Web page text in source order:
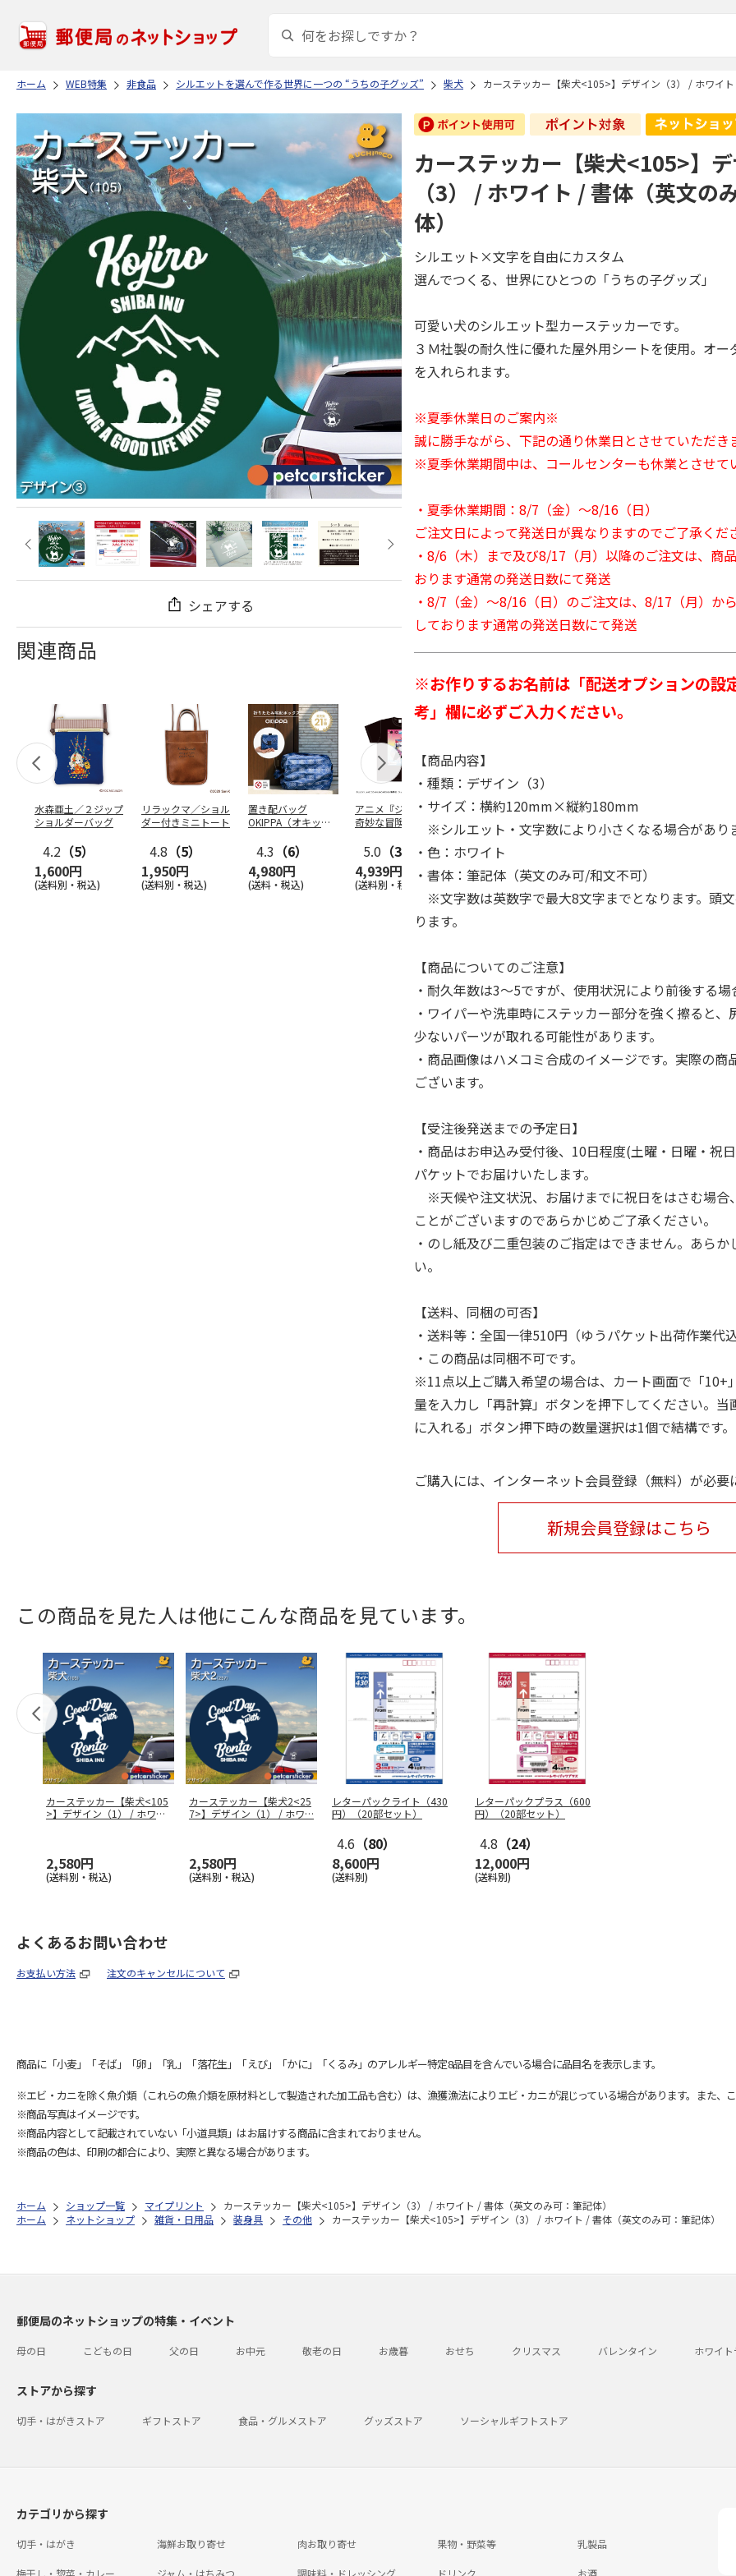
ホーム WEB特集 非食品 シルエットを選んで作る世界に一つの “うちの子グッズ” 柴犬 カーステッカー【柴犬<105>】デザイン（3） / ホワイト
シェアする
関連商品
水森亜土／２ジップ
ショルダーバッグ
4.2 （5）
1,600円
(送料別・税込)
リラックマ／ショル
ダー付きミニトート
4.8 （5）
1,950円
(送料別・税込)
置き配バッグ
OKIPPA（オキッ
4.3 （6）
4,980円
(送料・税込)
アニメ『ジョジョの
奇妙な冒険 黄金の
…
5.0 （3）
4,939円
(送料別・税込)
コジコジ／ショルダ
ー付きバッグ
4.5（6）
1,760円
(送料別・税込)
POSTIES オリジナ
ルTシャツ Sサイズ
3,080円
(送料別・税込)
奇妙な冒険 黄
風』CITY
カーステッカー【柴犬<105>】
（3） / ホワイト / 書体（英文の
体）
シルエット×文字を自由にカスタム
選んでつくる、世界にひとつの「うちの子グッズ」
可愛い犬のシルエット型カーステッカーです。
３Ｍ社製の耐久性に優れた屋外用シートを使用。オー
を入れられます。
※夏季休業日のご案内※
誠に勝手ながら、下記の通り休業日とさせていただき
※夏季休業期間中は、コールセンターも休業とさせて
・夏季休業期間：8/7（金）～8/16（日）
ご注文日によって発送日が異なりますのでご了承くだ
・8/6（木）まで及び8/17（月）以降のご注文は、商
おります通常の発送日数にて発送
・8/7（金）～8/16（日）のご注文は、8/17（月）か
しております通常の発送日数にて発送
※お作りするお名前は「配送オプションの設
考」欄に必ずご入力ください。
【商品内容】
・種類：デザイン（3）
・サイズ：横約120mm×縦約180mm
※シルエット・文字数により小さくなる場合があり
・色：ホワイト
・書体：筆記体（英文のみ可/和文不可）
※文字数は英数字で最大8文字までとなります。頭
ります。
【商品についてのご注意】
・耐久年数は3～5ですが、使用状況により前後する場
・ワイパーや洗車時にステッカー部分を強く擦ると、
少ないパーツが取れる可能性があります。
・商品画像はハメコミ合成のイメージです。実際の商
ございます。
【受注後発送までの予定日】
・商品はお申込み受付後、10日程度(土曜・日曜・祝
パケットでお届けいたします。
※天候や注文状況、お届けまでに祝日をはさむ場合
ことがございますのであらかじめご了承ください。
・のし紙及び二重包装のご指定はできません。あらか
い。
【送料、同梱の可否】
・送料等：全国一律510円（ゆうパケット出荷作業代込
・この商品は同梱不可です。
※11点以上ご購入希望の場合は、カート画面で「10+
量を入力し「再計算」ボタンを押下してください。当
に入れる」ボタン押下時の数量選択は1個で結構です。
ご購入には、インターネット会員登録（無料）が必要
新規会員登録はこちら
この商品を見た人は他にこんな商品を見ています。
カーステッカー【柴犬<105
>】デザイン（1） / ホワイ
2,580円
(送料別・税込)
カーステッカー【柴犬2<25
7>】デザイン（1） / ホワ…
2,580円
(送料別・税込)
レターパックライト（430
円）（20部セット）
4.6 （80）
8,600円
(送料別)
レターパックプラス（600
円）（20部セット）
4.8 （24）
12,000円
(送料別)
よくあるお問い合わせ
お支払い方法 注文のキャンセルについて
商品に「小麦」「そば」「卵」「乳」「落花生」「えび」「かに」「くるみ」のアレルギー特定8品目を含んでいる場合に品目名を表示します。
※エビ・カニを除く魚介類（これらの魚介類を原材料として製造された加工品も含む）は、漁獲漁法によりエビ・カニが混じっている場合があります。また、
※商品写真はイメージです。
※商品内容として記載されていない「小道具類」はお届けする商品に含まれておりません。
※商品の色は、印刷の都合により、実際と異なる場合があります。
ホーム ショップ一覧 マイプリント
カーステッカー【柴犬<105>】デザイン（3） / ホワイト / 書体（英文のみ可：筆記体）
ホーム
ネットショップ 雑貨・日用品 装身具 その他 カーステッカー【柴犬<105>】デザイン（3） / ホワイト / 書体（英文のみ可：筆記体）
郵便局のネットショップの特集・イベント
母の日 こどもの日 父の日 お中元 敬老の日 お歳暮 おせち クリスマス バレンタイン ホワイト
ストアから探す
切手・はがきストア ギフトストア 食品・グルメストア グッズストア ソーシャルギフトストア
カテゴリから探す
切手・はがき 海鮮お取り寄せ 肉お取り寄せ 果物・野菜等 乳製品
梅干し・惣菜・カレー ジャム・はちみつ 調味料・ドレッシング ドリンク お酒